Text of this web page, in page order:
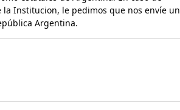
Institucion, le pedimos que nos envíe un
Argentina.